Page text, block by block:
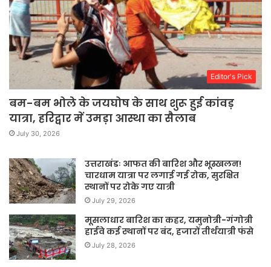
Editor's Pick
बम-बम भोले के जयघोष के साथ शुरू हुई कांवड़
यात्रा, हरिद्वार में उमड़ा आस्था का सैलाब
July 30, 2026
उत्तराखंडः आफत की बारिश और भूस्खलन!
चारधाम यात्रा पर लगाई गई रोक, सुरक्षित
स्थानों पर रोके गए यात्री
July 29, 2026
मूसलाधार बारिश का कहर, यमुनोत्री-गंगोत्री
हाईवे कई स्थानों पर बंद, हजारों तीर्थयात्री फंसे
July 28, 2026